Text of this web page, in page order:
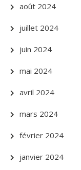
août 2024
juillet 2024
juin 2024
mai 2024
avril 2024
mars 2024
février 2024
janvier 2024